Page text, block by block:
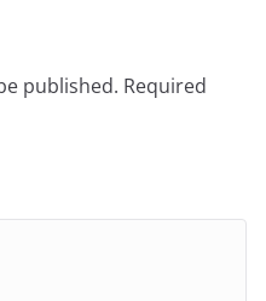
published. Required